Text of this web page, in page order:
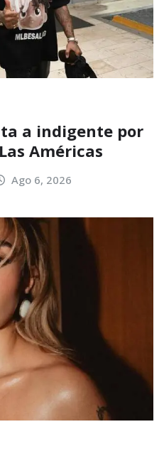
a indigente por
Américas
Ago 6, 2026